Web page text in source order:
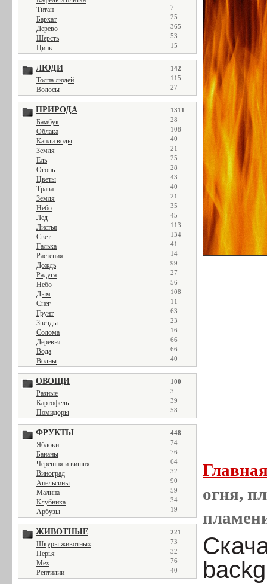
Титан 7
Бархат 25
Дерево 365
Шерсть 53
Цинк 15
ЛЮДИ 142
Толпа людей 115
Волосы 27
ПРИРОДА 1311
Бамбук 28
Облака 108
Капли воды 40
Земля 21
Ель 25
Огонь 28
Цветы 43
Трава 40
Земля 21
Небо 35
Лед 45
Листья 113
Свет 134
Галька 41
Растения 14
Дождь 99
Радуга 27
Небо 56
Дым 108
Снег 11
Грунт 63
Звезды 23
Солома 16
Деревья 66
Вода 66
Волны 40
ОВОЩИ 100
Разные 3
Картофель 39
Помидоры 58
ФРУКТЫ 448
Яблоки 74
Бананы 76
Черешня и вишня 64
Виноград 32
Апельсины 90
Малина 59
Клубника 34
Арбузы 19
ЖИВОТНЫЕ 221
Шкуры животных 73
Перья 32
Мех 76
Рептилии 40
огня,